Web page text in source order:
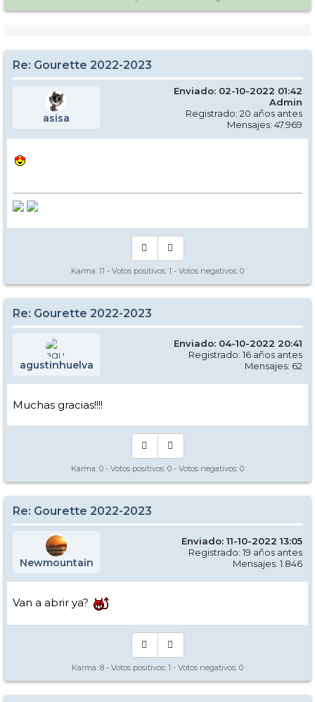
Re: Gourette 2022-2023
asisa
Enviado: 02-10-2022 01:42
Admin
Registrado: 20 años antes
Mensajes: 47.969
Karma: 11 - Votos positivos: 1 - Votos negativos: 0
Re: Gourette 2022-2023
agustinhuelva
Enviado: 04-10-2022 20:41
Registrado: 16 años antes
Mensajes: 62
Muchas gracias!!!!
Karma: 0 - Votos positivos: 0 - Votos negativos: 0
Re: Gourette 2022-2023
Newmountain
Enviado: 11-10-2022 13:05
Registrado: 19 años antes
Mensajes: 1.846
Van a abrir ya?
Karma: 8 - Votos positivos: 1 - Votos negativos: 0